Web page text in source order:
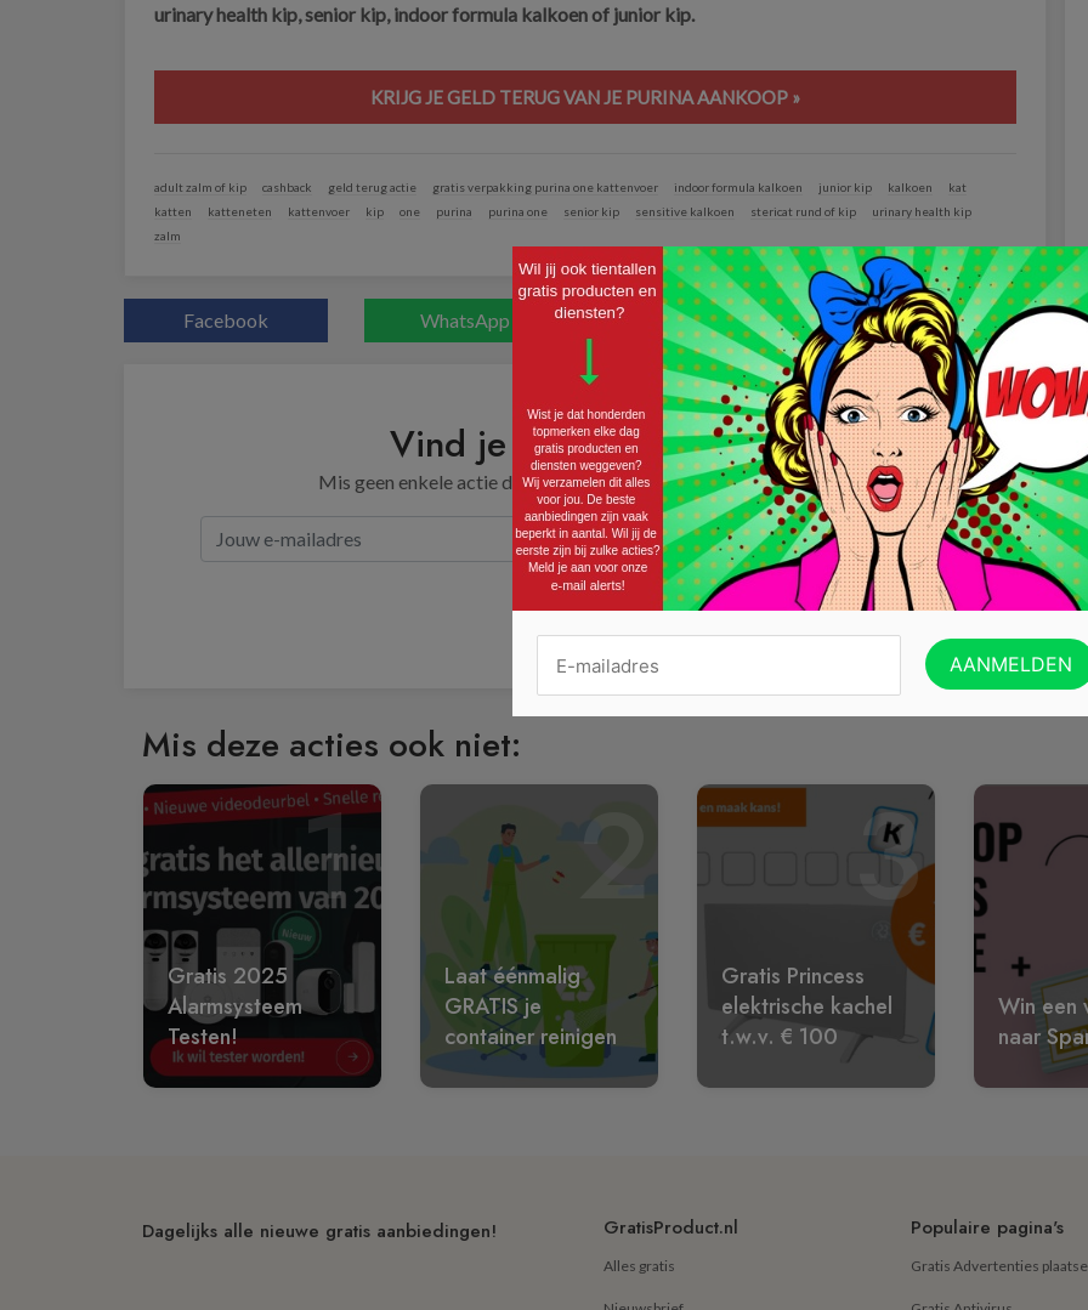
urinary health kip, senior kip, indoor formula kalkoen of junior kip.
KRIJG JE GELD TERUG VAN JE PURINA AANKOOP »
adult zalm of kip cashback geld terug actie gratis verpakking purina one kattenvoer indoor formula kalkoen junior kip kalkoen
kat
katten
katteneten kattenvoer kip one purina purina one senior kip sensitive kalkoen stericat rund of kip
urinary health kip
zalm
Facebook WhatsApp Twitter Email
Vind je deze actie leuk?
Mis geen enkele actie door je in te schrijven op onze nieuwsbrief!
Mis deze acties ook niet:
1
Gratis 2025
Alarmsysteem
Testen!
2
Laat éénmalig
GRATIS je
container reinigen
3
Gratis Princess
elektrische kachel
t.w.v. € 100
Win een
naar
Dagelijks alle nieuwe gratis aanbiedingen! GratisProduct.nl
Alles gratis
Populaire pagina's
Gratis Advertenties